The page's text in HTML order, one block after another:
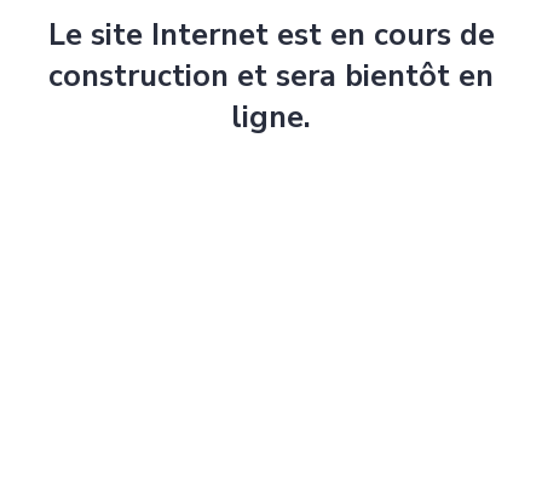
Le site Internet est en cours de
construction et sera bientôt en
ligne.